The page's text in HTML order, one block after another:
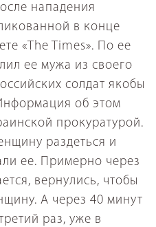
нападения
в конце
«The Times». По ее
ее мужа из своего
солдат якобы
об этом
прокуратурой.
раздеться и
ее. Примерно через
вернулись, чтобы
А через 40 минут
раз, уже в